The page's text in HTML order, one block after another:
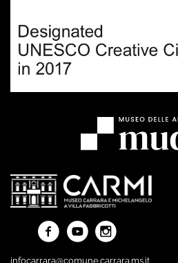
infocarrara@comune.carrara.ms.it